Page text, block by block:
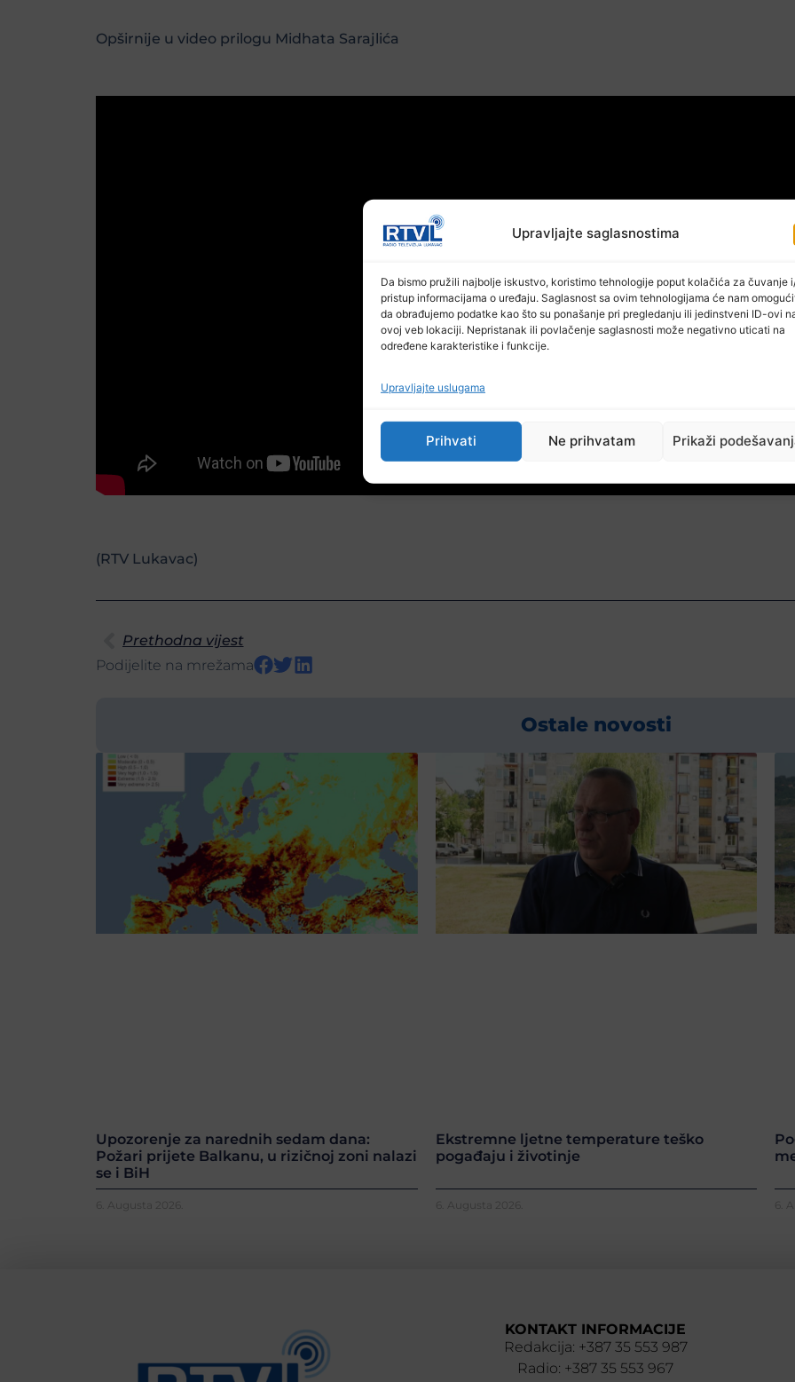
Upravljajte saglasnostima
Da bismo pružili najbolje iskustvo, koristimo tehnologije poput kolačića za čuvanje
pristup informacijama o uređaju. Saglasnost sa ovim tehnologijama će nam
da obrađujemo podatke kao što su ponašanje pri pregledanju ili jedinstveni ID-ovi
ovoj veb lokaciji. Nepristanak ili povlačenje saglasnosti može negativno uticati na
određene karakteristike i funkcije.
Upravljajte uslugama
Prihvati Ne prihvatam Prikaži
Opširnije u video prilogu Midhata Sarajlića
(RTV Lukavac)
Prethodna vijest
Podijelite na mrežama
Ostale novosti
Upozorenje za narednih sedam dana:
Požari prijete Balkanu, u rizičnoj zoni nalazi
se i BiH
6. Augusta 2026.
Ekstremne ljetne temperature teško
pogađaju i životinje
6. Augusta 2026. 6.
KONTAKT INFORMACIJE
Redakcija: +387 35 553 987
Radio: +387 35 553 967